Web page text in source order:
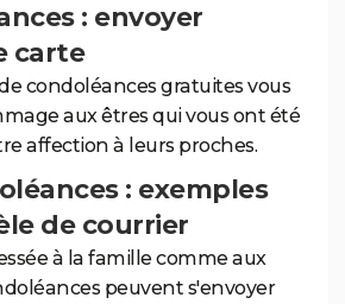
: envoyer
carte
condoléances gratuites vous
aux êtres qui vous ont été
affection à leurs proches.
: exemples
de courrier
à la famille comme aux
peuvent s'envoyer